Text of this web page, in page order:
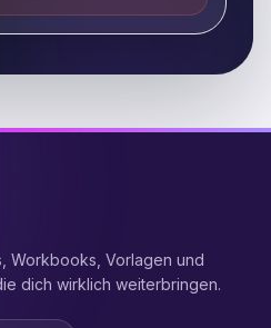
Workbooks, Vorlagen und
dich wirklich weiterbringen.